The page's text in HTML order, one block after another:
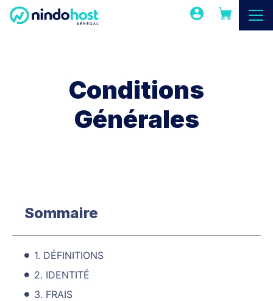
Conditions
Générales
Sommaire
1. DÉFINITIONS
2. IDENTITÉ
3. FRAIS